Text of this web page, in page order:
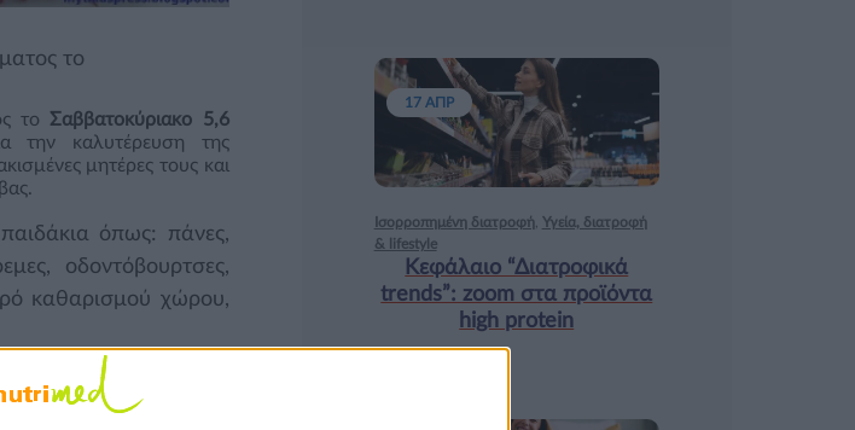
το
το Σαββατοκύριακο 5,6
την καλυτέρευση της
μητέρες τους και
όπως: πάνες,
οδοντόβουρτσες,
καθαρισμού χώρου,
(Ρήγα Παλαμήδη 2,
λαμπάδες από
Ισορροπημένη διατροφή, Υγεία, διατροφή
& lifestyle
Κεφάλαιο “Διατροφικά
trends”: zoοm στα προϊόντα
high protein
17 ΑΠΡ